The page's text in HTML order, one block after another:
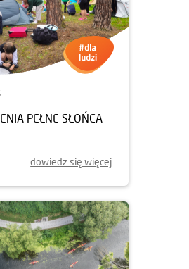
PEŁNE SŁOŃCA
dowiedz się więcej